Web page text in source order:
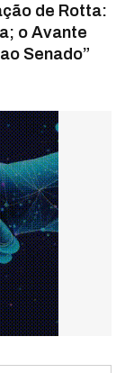
de Rotta:
o Avante
Senado”